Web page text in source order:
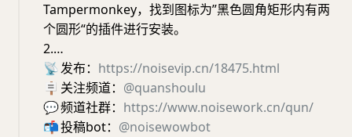
Tampermonkey，找到图标为”黑色圆角矩形内有两
个圆形“的插件进行安装。
2.…
📡发布： https://noisevip.cn/18475.html
🪧 关注频道： @quanshoulu
💬频道社群： https://www.noisework.cn/qun/
📬投稿bot： @noisewowbot